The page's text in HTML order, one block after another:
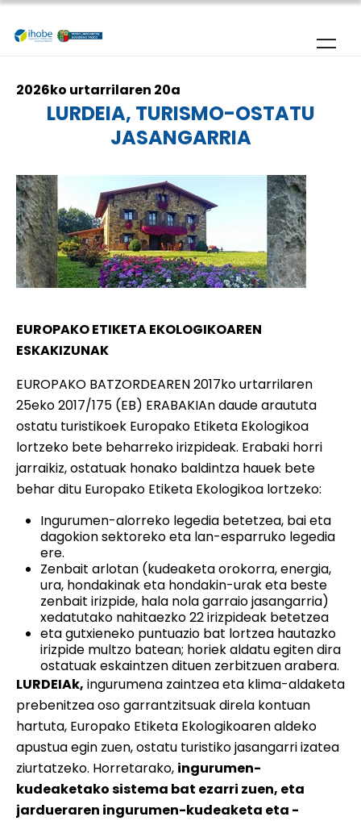
Skip to main content
2026ko urtarrilaren 20a
LURDEIA, TURISMO-OSTATU
JASANGARRIA
EUROPAKO ETIKETA EKOLOGIKOAREN
ESKAKIZUNAK
EUROPAKO BATZORDEAREN 2017ko urtarrilaren
25eko 2017/175 (EB) ERABAKIAn daude araututa
ostatu turistikoek Europako Etiketa Ekologikoa
lortzeko bete beharreko irizpideak. Erabaki horri
jarraikiz, ostatuak honako baldintza hauek bete
behar ditu Europako Etiketa Ekologikoa lortzeko:
Ingurumen-alorreko legedia betetzea, bai eta
dagokion sektoreko eta lan-esparruko legedia
ere.
Zenbait arlotan (kudeaketa orokorra, energia,
ura, hondakinak eta hondakin-urak eta beste
zenbait irizpide, hala nola garraio jasangarria)
xedatutako nahitaezko 22 irizpideak betetzea
eta gutxieneko puntuazio bat lortzea hautazko
irizpide multzo batean; horiek aldatu egiten dira
ostatuak eskaintzen dituen zerbitzuen arabera.
LURDEIAk, ingurumena zaintzea eta klima-aldaketa
prebenitzea oso garrantzitsuak direla kontuan
hartuta, Europako Etiketa Ekologikoaren aldeko
apustua egin zuen, ostatu turistiko jasangarri izatea
ziurtatzeko. Horretarako, ingurumen-
kudeaketako sistema bat ezarri zuen, eta
jardueraren ingurumen-kudeaketa eta -